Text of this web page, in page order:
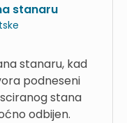
stanaru
stanaru, kad
podneseni
stana
odbijen.